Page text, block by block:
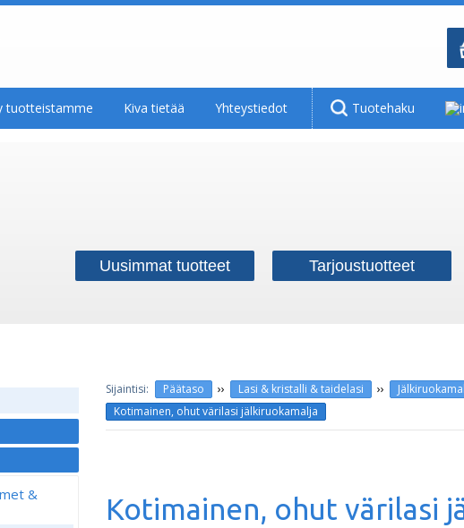
tuotteistamme Kiva tietää Yhteystiedot Tuotehaku
Uusimmat tuotteet Tarjoustuotteet
Päätaso ›› Lasi & kristalli & taidelasi ››
Kotimainen, ohut värilasi jälkiruokamalja
Kotimainen, ohut värilasi
&